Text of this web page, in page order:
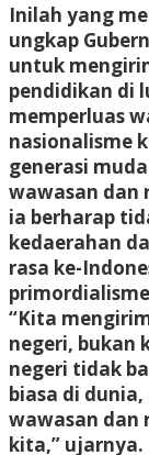
Inilah yang
ungkap
untuk
pendidikan di
memperluas
nasionalisme
generasi
wawasan dan
ia berharap
kedaerahan
rasa ke-
“Kita
negeri, bukan
negeri tidak
biasa di
wawasan dan
kita,” ujarnya.